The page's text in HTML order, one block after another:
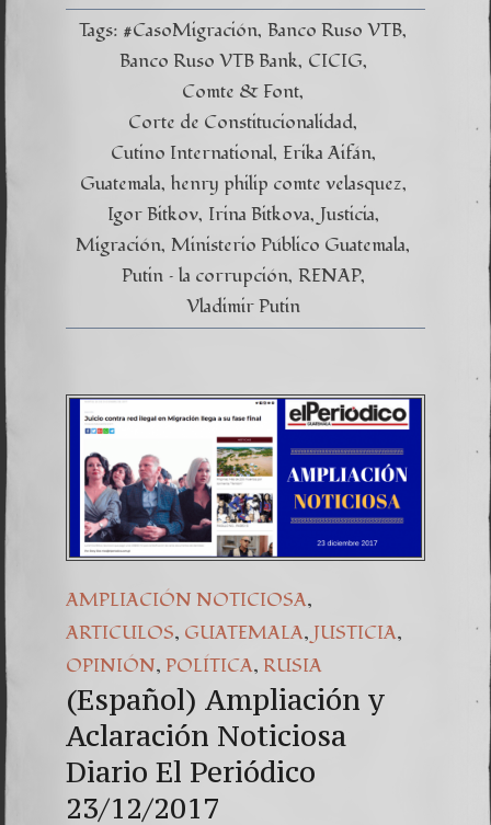
Tags: #CasoMigración Banco Ruso VTB
Banco Ruso VTB Bank CICIG
Comte & Font
Corte de Constitucionalidad
Cutino International Erika Aifán
Guatemala henry philip comte velasquez
Igor Bitkov Irina Bitkova Justicia
Migración Ministerio Público Guatemala
Putin – la corrupción RENAP
Vladimir Putin
AMPLIACIÓN NOTICIOSA,
ARTICULOS, GUATEMALA, JUSTICIA,
OPINIÓN, POLÍTICA, RUSIA
(Español) Ampliación y
Aclaración Noticiosa
Diario El Periódico
23/12/2017